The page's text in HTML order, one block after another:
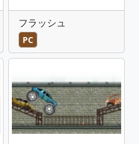
フラッシュ
PC